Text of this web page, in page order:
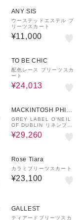
ANY SIS
ウーステッドエステル プ
リーツスカート
¥11,000
TO BE CHIC
配色レース プリーツスカ
ート
¥24,013
MACKINTOSH PHILO
SOPHY
GREY LABEL O'NEIL
OF DUBLIN リネンプリ
ーツスカート
¥29,260
Rose Tiara
カラミプリーツスカート
¥23,100
GALLEST
ティアードプリーツスカ